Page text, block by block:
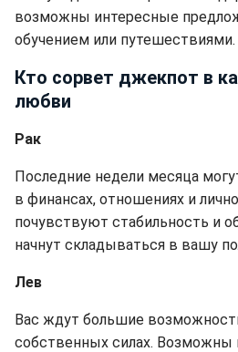
возможны интересные
обучением или путешествиями.
Кто сорвет джекпот в
любви
Рак
Последние недели месяца
в финансах, отношениях и
почувствуют стабильность и
начнут складываться в вашу
Лев
Вас ждут большие
собственных силах. Возможны